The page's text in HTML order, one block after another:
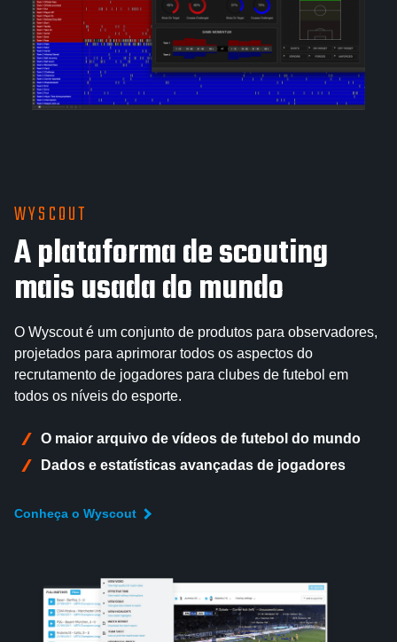
WYSCOUT
A plataforma de scouting
mais usada do mundo
O Wyscout é um conjunto de produtos para observadores,
projetados para aprimorar todos os aspectos do
recrutamento de jogadores para clubes de futebol em
todos os níveis do esporte.
O maior arquivo de vídeos de futebol do mundo
Dados e estatísticas avançadas de jogadores
Conheça o Wyscout